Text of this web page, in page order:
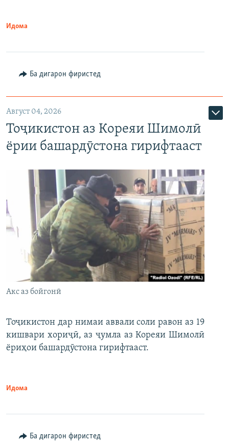
Идома
Ба дигарон фиристед
Август 04, 2026
Тоҷикистон аз Кореяи Шимолӣ
ёрии башардӯстона гирифтааст
Акс аз бойгонӣ
Тоҷикистон дар нимаи аввали соли равон аз 19
кишвари хориҷӣ, аз ҷумла аз Кореяи Шимолӣ
ёриҳои башардӯстона гирифтааст.
Идома
Ба дигарон фиристед